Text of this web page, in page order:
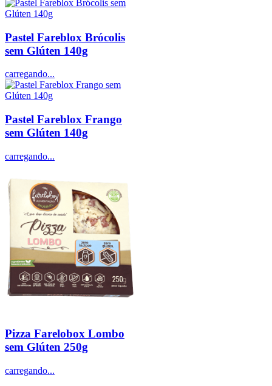
Pastel Fareblox Brócolis
sem Glúten 140g
carregando...
Pastel Fareblox Frango
sem Glúten 140g
carregando...
Pizza Farelobox Lombo
sem Glúten 250g
carregando...